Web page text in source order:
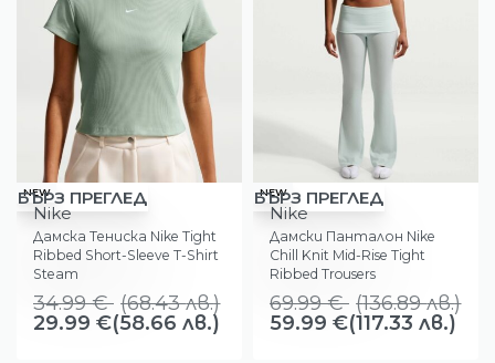
-14%
NEW
БЪРЗ ПРЕГЛЕД
Nike
Дамска Тениска Nike Tight
Ribbed Short-Sleeve T-Shirt
Steam
34.99€ (68.43лв.)
29.99 €(58.66 лв.)
-14%
NEW
БЪРЗ ПРЕГЛЕД
Nike
Дамски Панталон Nike
Chill Knit Mid-Rise Tight
Ribbed Trousers
69.99€ (136.89лв.)
59.99 €(117.33 лв.)